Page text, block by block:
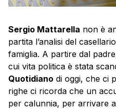
Sergio Mattarella non è
partita l’analisi del
famiglia. A partire dal
cui vita politica è stata
Quotidiano di oggi, che ci
righe ci ricorda che un
per calunnia, per arrivare